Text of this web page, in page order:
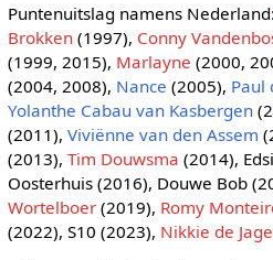
Puntenuitslag namens Nederland:
Brokken(1997), Conny
(1999, 2015), Marlayne (2000,
(2004, 2008), Nance (2005), Paul
Yolanthe Cabau van Kasbergen
(2011), Viviënne van den Assem
(2013), Tim Douwsma (2014),
Oosterhuis (2016), Douwe Bob
Wortelboer(2019), Romy
(2022), S10 (2023), Nikkie de